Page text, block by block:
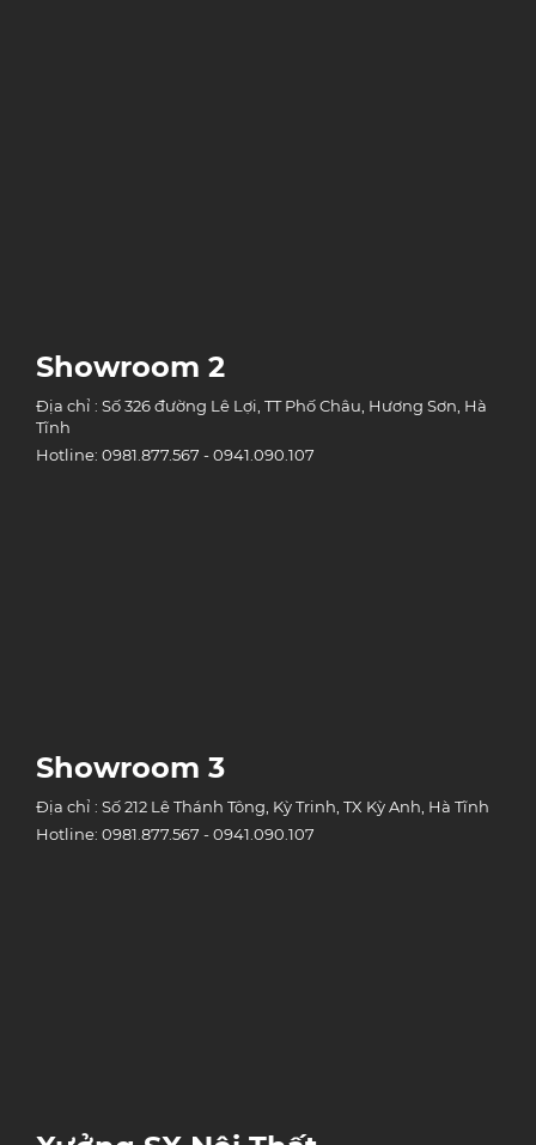
Showroom 2
Địa chỉ : Số 326 đường Lê Lợi, TT Phố Châu, Hương Sơn, Hà
Tĩnh
Hotline: 0981.877.567 - 0941.090.107
Showroom 3
Địa chỉ : Số 212 Lê Thánh Tông, Kỳ Trinh, TX Kỳ Anh, Hà Tĩnh
Hotline: 0981.877.567 - 0941.090.107